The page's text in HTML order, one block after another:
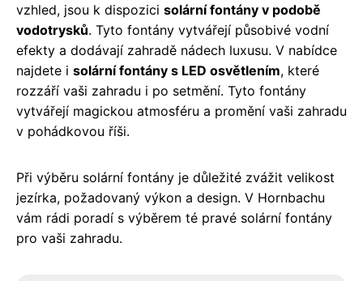
vzhled, jsou k dispozici solární fontány v podobě
vodotrysků. Tyto fontány vytvářejí působivé vodní
efekty a dodávají zahradě nádech luxusu. V nabídce
najdete i solární fontány s LED osvětlením, které
rozzáří vaši zahradu i po setmění. Tyto fontány
vytvářejí magickou atmosféru a promění vaši zahradu
v pohádkovou říši.
Při výběru solární fontány je důležité zvážit velikost
jezírka, požadovaný výkon a design. V Hornbachu
vám rádi poradí s výběrem té pravé solární fontány
pro vaši zahradu.